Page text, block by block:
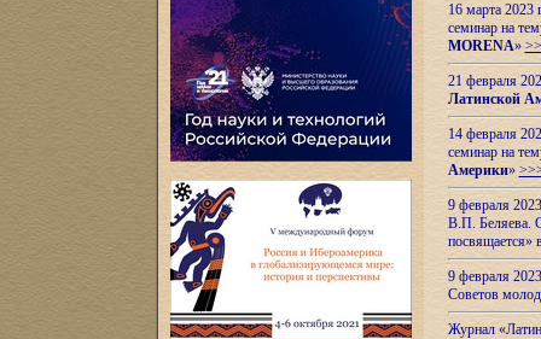
16 марта 2023
семинар на
MORENA»
21 февраля
Латинской
14 февраля
семинар на
Америки»
9 февраля
В.П. Беляева.
посвящается»
9 февраля
Советов
Журнал